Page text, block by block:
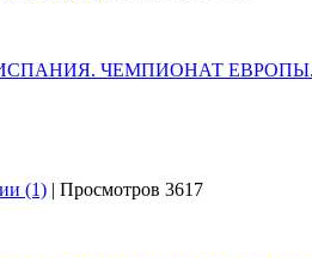
ЧЕМПИОНАТ
(1) | Просмотров 3617